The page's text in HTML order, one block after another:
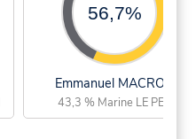
56,7%
Emmanuel MACRON
43,3 % Marine LE PEN